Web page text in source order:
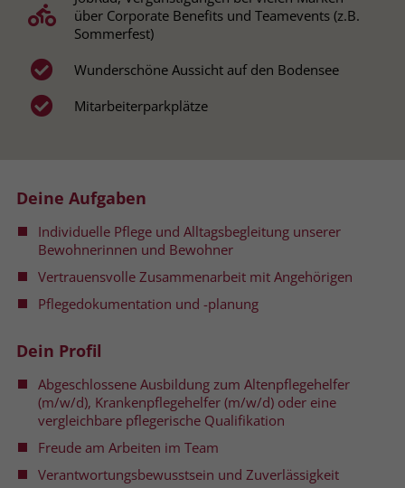
über Corporate Benefits und Teamevents (z.B.
Sommerfest)
Wunderschöne Aussicht auf den Bodensee
Mitarbeiterparkplätze
Deine Aufgaben
Individuelle Pflege und Alltagsbegleitung unserer
Bewohnerinnen und Bewohner
Vertrauensvolle Zusammenarbeit mit Angehörigen
Pflegedokumentation und -planung
Dein Profil
Abgeschlossene Ausbildung zum Altenpflegehelfer
(m/w/d), Krankenpflegehelfer (m/w/d) oder eine
vergleichbare pflegerische Qualifikation
Freude am Arbeiten im Team
Verantwortungsbewusstsein und Zuverlässigkeit
Anbieter .fonts.net
30 Minuten
Zweck
support Cloudflare Bot Management.
Anbieter jobs.stiftung-liebenau.de
Laufzeit Session
Behält die Zustände des Benutzers bei
allen Seitenanfragen bei.
Anbieter Google Ads
Laufzeit
Zweck Enthält eine zufallsgenerierte User-ID.
Anbieter Google Ads
Laufzeit 90 Tage
Zweck
Dieses Cookie wird gesetzt, wenn ein
Werbeanzeige auf die Website gelangt.
Bestellungen oder Kontaktanfragen der
Anzeige zugewiesen werden können.
Name _gcl_dc